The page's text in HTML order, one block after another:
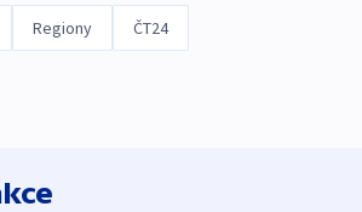
Regiony ČT24